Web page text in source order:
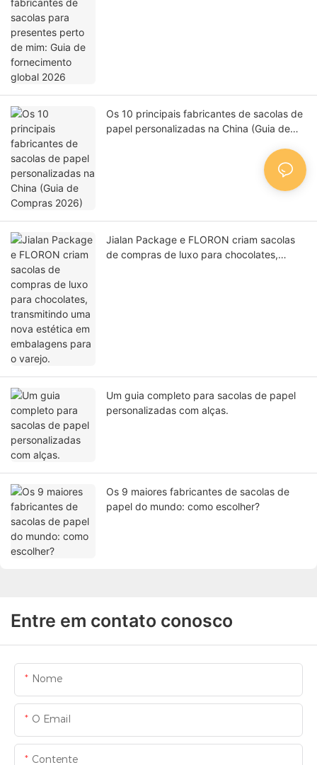
Os 10 principais fabricantes de sacolas de
papel personalizadas na China (Guia de
Jialan Package e FLORON criam sacolas
de compras de luxo para chocolates,
Um guia completo para sacolas de papel
personalizadas com alças.
Os 9 maiores fabricantes de sacolas de
papel do mundo: como escolher?
Entre em contato conosco
Nome
O Email
Contente